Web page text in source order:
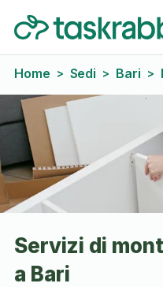
Home > Sedi > Bari >
Servizi di
a Bari